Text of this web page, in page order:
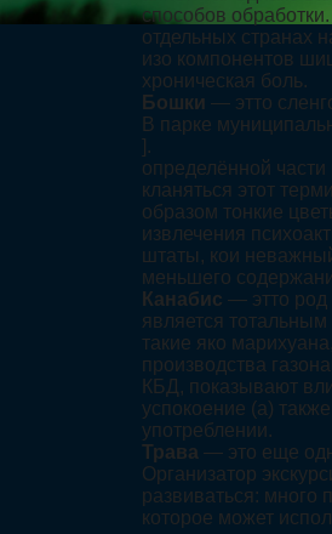
способов обработки.
отдельных странах
изо компонентов
хроническая боль.
Бошки — этто
В парке
].
определённой
кланяться этот
образом тонкие
извлечения
штаты, кои
меньшего
Канабис — этто род
является
такие яко
производства
КБД, показывают
успокоение (а)
употреблении.
Трава — это еще
Организатор
развиваться:
которое может